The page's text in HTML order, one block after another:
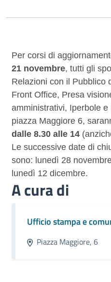
Descrizione
Per corsi di
21 novembre, tutti gli
Relazioni con il Pubblico
Front Office, Presa
amministrativi, Iperbole e
piazza Maggiore 6,
dalle 8.30 alle 14
Le successive date di
sono: lunedì 28
lunedì 12 dicembre.
A cura di
Ufficio stampa e
Piazza Maggiore, 6